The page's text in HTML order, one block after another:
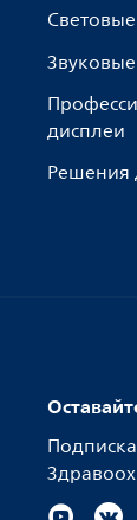
дисплеи
Решения